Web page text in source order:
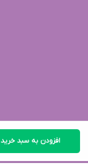
افزودن به سبد خرید